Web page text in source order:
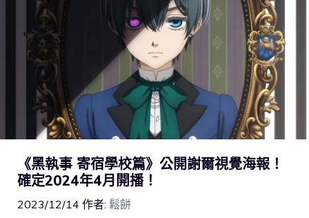
《黑執事 寄宿學校篇》公開謝爾視覺海報！
確定2024年4月開播！
2023/12/14 作者: 鬆餅